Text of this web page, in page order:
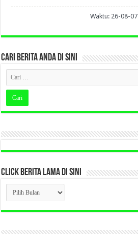
Waktu: 26-08-07
CARI BERITA ANDA DI SINI
CLICK BERITA LAMA DI SINI
CLICK
BERITA
LAMA
DI